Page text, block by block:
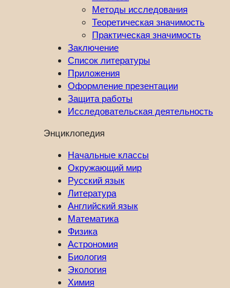
Методы исследования
Теоретическая значимость
Практическая значимость
Заключение
Список литературы
Приложения
Оформление презентации
Защита работы
Исследовательская деятельность
Энциклопедия
Начальные классы
Окружающий мир
Русский язык
Литература
Английский язык
Математика
Физика
Астрономия
Биология
Экология
Химия